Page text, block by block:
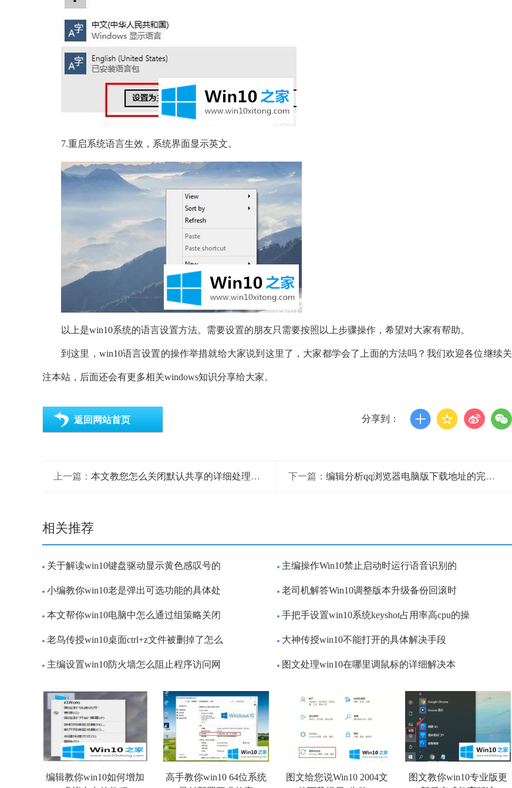
7.重启系统语言生效，系统界面显示英文。
以上是win10系统的语言设置方法。需要设置的朋友只需要按照以上步骤操作，希望对大家有帮助。
到这里，win10语言设置的操作举措就给大家说到这里了，大家都学会了上面的方法吗？我们欢迎各位继续关
注本站，后面还会有更多相关windows知识分享给大家。
返回网站首页 分享到：
上一篇： 本文教您怎么关闭默认共享的详细处理步骤 下一篇： 编辑分析qq浏览器电脑版下载地址的完全处理要领
相关推荐
关于解读win10键盘驱动显示黄色感叹号的 主编操作Win10禁止启动时运行语音识别的
小编教你win10老是弹出可选功能的具体处 老司机解答Win10调整版本升级备份回滚时
本文帮你win10电脑中怎么通过组策略关闭 手把手设置win10系统keyshot占用率高cpu的操
老鸟传授win10桌面ctrl+z文件被删掉了怎么 大神传授win10不能打开的具体解决手段
主编设置win10防火墙怎么阻止程序访问网 图文处理win10在哪里调鼠标的详细解决本
编辑教你win10如何增加
高手教你win10 64位系统
图文给您说Win10 2004文
图文教你win10专业版更